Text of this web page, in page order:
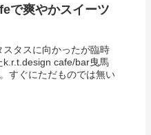
で爽やかスイーツ
タスに向かったが臨時
k.r.t.design cafe/bar曳馬
すぐにただものでは無い